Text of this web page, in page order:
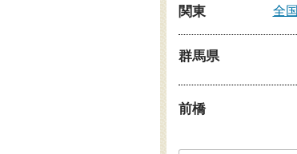
関東 全
群馬県
前橋